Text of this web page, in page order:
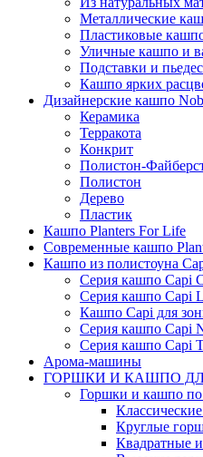
Металлические
Пластиковые
Уличные кашпо и
Подставки и
Кашпо ярких
Дизайнерские кашпо
Керамика
Терракота
Конкрит
Полистон-
Полистон
Дерево
Пластик
Кашпо Planters For Life
Современные кашпо
Кашпо из полистоуна
Серия кашпо Capi
Серия кашпо Capi
Кашпо Capi для
Серия кашпо Capi
Серия кашпо Capi
Арома-машины
ГОРШКИ И КАШПО
Горшки и кашпо
Круглые
Квадратные